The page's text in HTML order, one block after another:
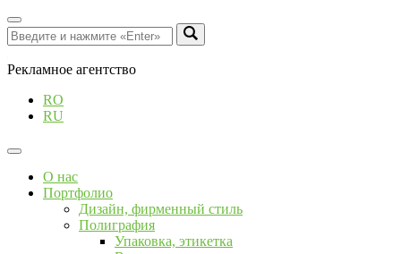
Рекламное агентство
RO
RU
О нас
Портфолио
Дизайн, фирменный стиль
Полиграфия
Упаковка, этикетка